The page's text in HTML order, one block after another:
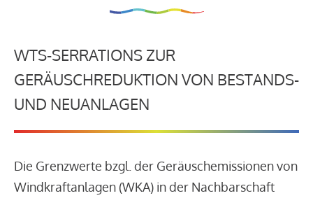
WTS-SERRATIONS ZUR
GERÄUSCHREDUKTION VON BESTANDS-
UND NEUANLAGEN
Die Grenzwerte bzgl. der Geräuschemissionen von
Windkraftanlagen (WKA) in der Nachbarschaft